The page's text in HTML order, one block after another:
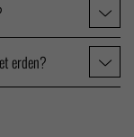
erden?